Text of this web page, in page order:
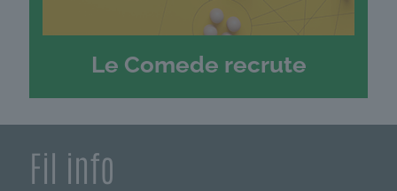
Le Comede recrute
Fil info